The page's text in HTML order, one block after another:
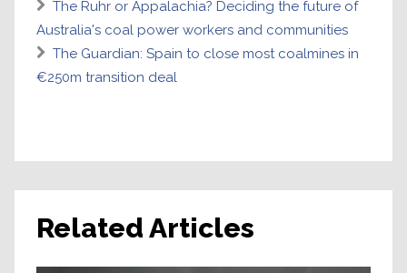
The Ruhr or Appalachia? Deciding the future of
Australia's coal power workers and communities
The Guardian: Spain to close most coalmines in
€250m transition deal
Related Articles